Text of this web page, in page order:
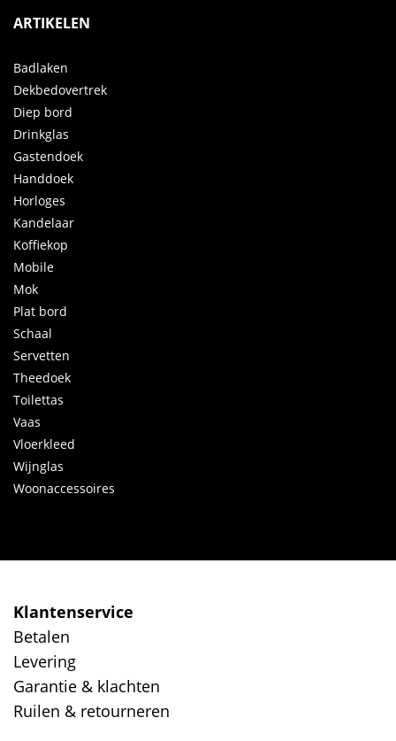
ARTIKELEN
Badlaken
Dekbedovertrek
Diep bord
Drinkglas
Gastendoek
Handdoek
Horloges
Kandelaar
Koffiekop
Mobile
Mok
Plat bord
Schaal
Servetten
Theedoek
Toilettas
Vaas
Vloerkleed
Wijnglas
Woonaccessoires
Klantenservice
Betalen
Levering
Garantie & klachten
Ruilen & retourneren